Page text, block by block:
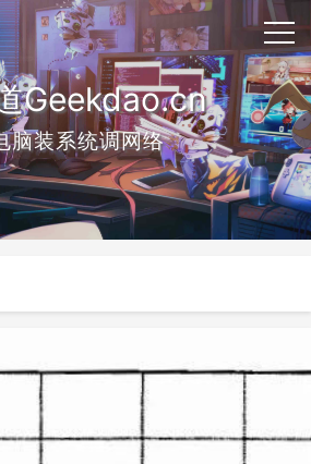
Geekdao.cn
脑装系统调网络